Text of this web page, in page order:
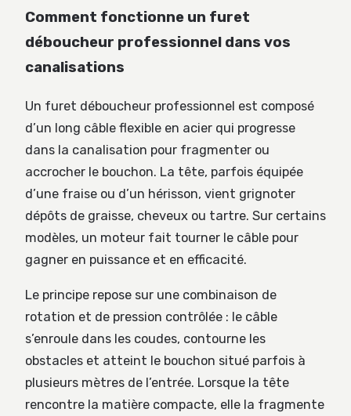
Comment fonctionne un furet
déboucheur professionnel dans vos
canalisations
Un furet déboucheur professionnel est composé
d’un long câble flexible en acier qui progresse
dans la canalisation pour fragmenter ou
accrocher le bouchon. La tête, parfois équipée
d’une fraise ou d’un hérisson, vient grignoter
dépôts de graisse, cheveux ou tartre. Sur certains
modèles, un moteur fait tourner le câble pour
gagner en puissance et en efficacité.
Le principe repose sur une combinaison de
rotation et de pression contrôlée : le câble
s’enroule dans les coudes, contourne les
obstacles et atteint le bouchon situé parfois à
plusieurs mètres de l’entrée. Lorsque la tête
rencontre la matière compacte, elle la fragmente